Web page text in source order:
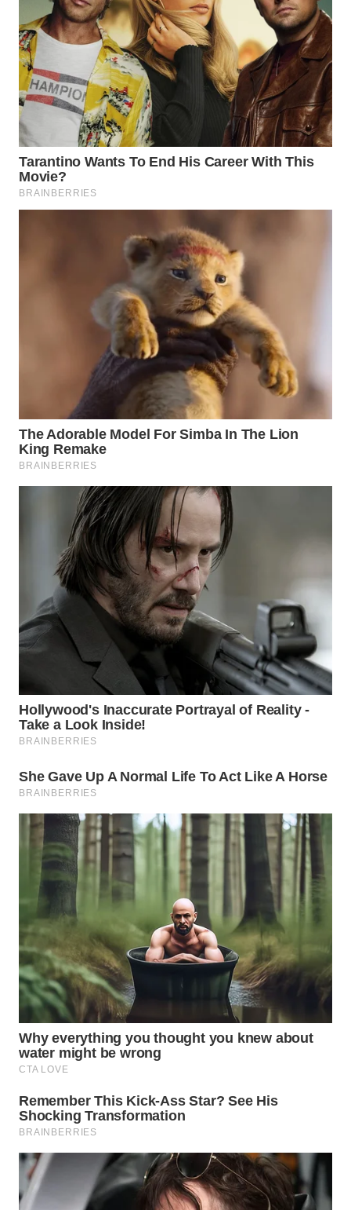
KARO
WN
SIMALUNGUN
WN
LABUHANBATU
WN
TAPANULI
TENGAH
WN
KARAWANG
WN
BOGOR
WN
DEPOK
UTARA
WN
WN
PADANG
LAWAS
WN
SUMEDANG
WN
CIANJUR
WN
KEPULAUAN
SERIBU
WN
WN
BINJAI
WN
CIREBON